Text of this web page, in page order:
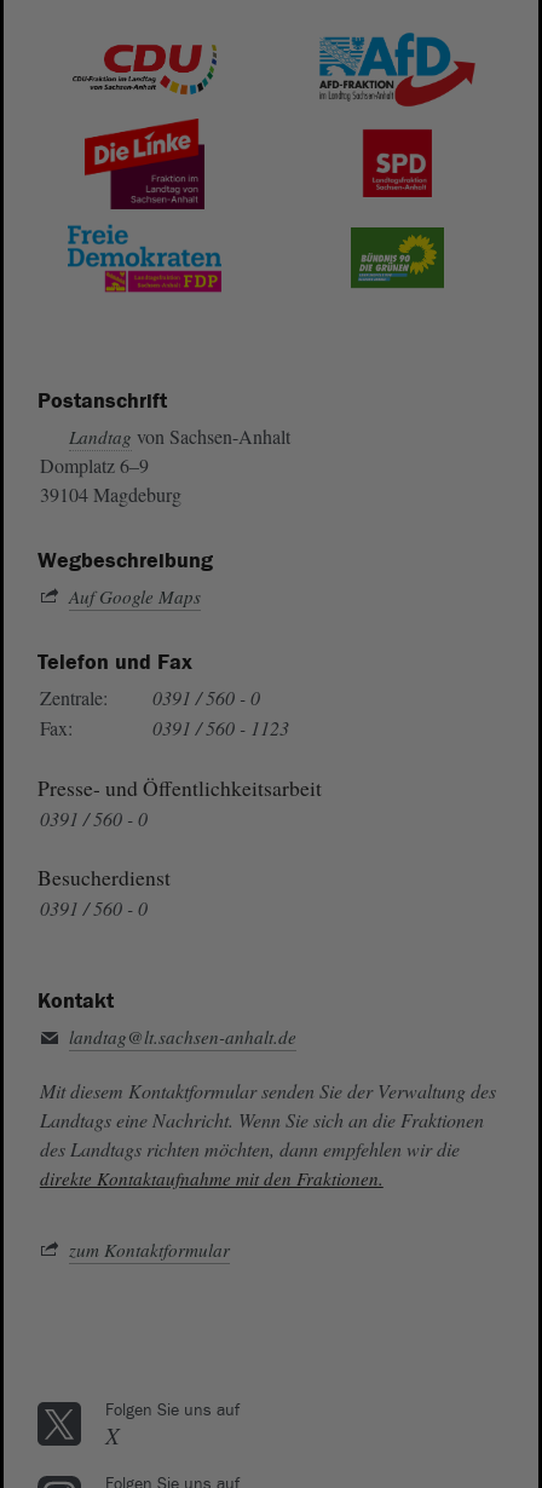
Postanschrift
Landtag von Sachsen-Anhalt
Domplatz 6–9
39104 Magdeburg
Wegbeschreibung
Auf Google Maps
Telefon und Fax
Zentrale:
0391 / 560 - 0
Fax:
0391 / 560 - 1123
Presse- und Öffentlichkeitsarbeit
0391 / 560 - 0
Besucherdienst
0391 / 560 - 0
Kontakt
landtag@lt.sachsen-anhalt.de
Mit diesem Kontaktformular senden Sie der Verwaltung des
Landtags eine Nachricht. Wenn Sie sich an die Fraktionen
des Landtags richten möchten, dann empfehlen wir die
direkte Kontaktaufnahme mit den Fraktionen.
zum Kontaktformular
Folgen Sie uns auf
X